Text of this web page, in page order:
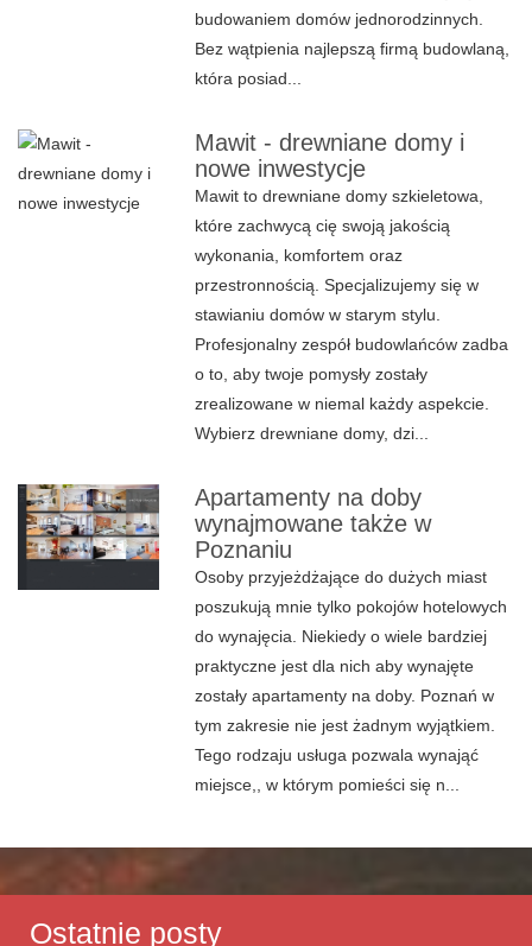
budowaniem domów jednorodzinnych.
Bez wątpienia najlepszą firmą budowlaną,
która posiad...
Mawit - drewniane domy i
nowe inwestycje
Mawit to drewniane domy szkieletowa,
które zachwycą cię swoją jakością
wykonania, komfortem oraz
przestronnością. Specjalizujemy się w
stawianiu domów w starym stylu.
Profesjonalny zespół budowlańców zadba
o to, aby twoje pomysły zostały
zrealizowane w niemal każdy aspekcie.
Wybierz drewniane domy, dzi...
Apartamenty na doby
wynajmowane także w
Poznaniu
Osoby przyjeżdżające do dużych miast
poszukują mnie tylko pokojów hotelowych
do wynajęcia. Niekiedy o wiele bardziej
praktyczne jest dla nich aby wynajęte
zostały apartamenty na doby. Poznań w
tym zakresie nie jest żadnym wyjątkiem.
Tego rodzaju usługa pozwala wynająć
miejsce,, w którym pomieści się n...
Ostatnie posty